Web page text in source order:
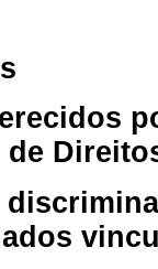
de